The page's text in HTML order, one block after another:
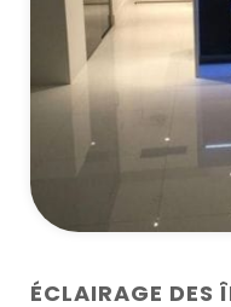
ÉCLAIRAGE DES